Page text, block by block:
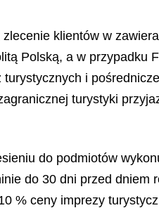
klientów w
Polską, a w przypadku
turystycznych i poś
turystyki
do podmiotów
do 30 dni przed
% ceny imprezy